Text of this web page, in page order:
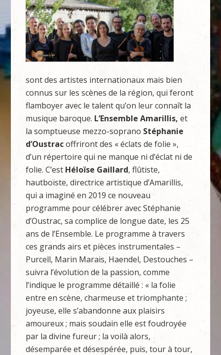
sont des artistes internationaux mais bien
connus sur les scènes de la région, qui feront
flamboyer avec le talent qu’on leur connaît la
musique baroque. L’Ensemble Amarillis, et
la somptueuse mezzo-soprano Stéphanie
d’Oustracoffriront des « éclats de folie »,
d’un répertoire qui ne manque ni d’éclat ni de
folie. C’est Héloïse Gaillard, flûtiste,
hautboïste, directrice artistique d’Amarillis,
qui a imaginé en 2019 ce nouveau
programme pour célébrer avec Stéphanie
d’Oustrac, sa complice de longue date, les 25
ans de l’Ensemble. Le programme à travers
ces grands airs et pièces instrumentales –
Purcell, Marin Marais, Haendel, Destouches –
suivra l’évolution de la passion, comme
l’indique le programme détaillé : « la folie
entre en scène, charmeuse et triomphante ;
joyeuse, elle s’abandonne aux plaisirs
amoureux ; mais soudain elle est foudroyée
par la divine fureur ; la voilà alors,
désemparée et désespérée, puis, tour à tour,